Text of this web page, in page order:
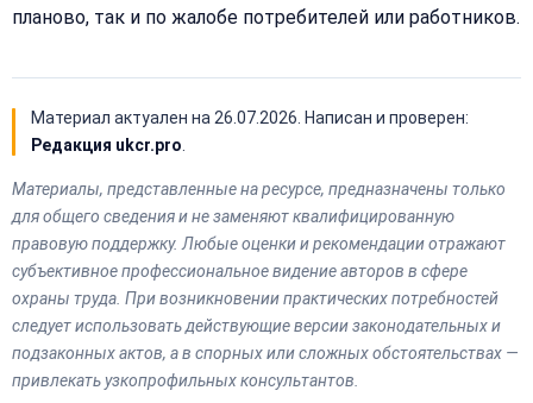
планово, так и по жалобе потребителей или работников.
Материал актуален на 26.07.2026 . Написан и проверен:
Редакция ukcr.pro
Материалы, представленные на ресурсе, предназначены только
для общего сведения и не заменяют квалифицированную
правовую поддержку. Любые оценки и рекомендации отражают
субъективное профессиональное видение авторов в сфере
охраны труда. При возникновении практических потребностей
следует использовать действующие версии законодательных и
подзаконных актов, а в спорных или сложных обстоятельствах —
привлекать узкопрофильных консультантов.